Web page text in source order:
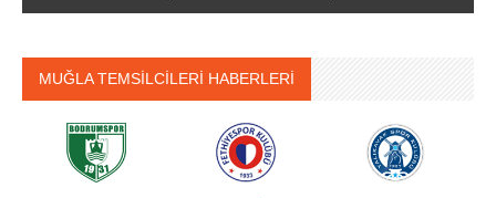
MUĞLA TEMSİLCİLERİ HABERLERİ